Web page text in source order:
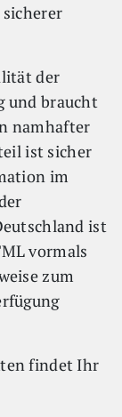
sicherer
der
und braucht
namhafter
ist sicher
im
ist
vormals
zum
findet Ihr